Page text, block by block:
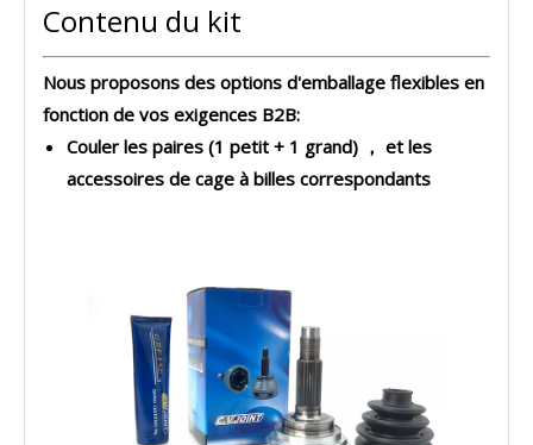
Contenu du kit
Nous proposons des options d'emballage flexibles en
fonction de vos exigences B2B:
Couler les paires (1 petit + 1 grand) ， et les
accessoires de cage à billes correspondants